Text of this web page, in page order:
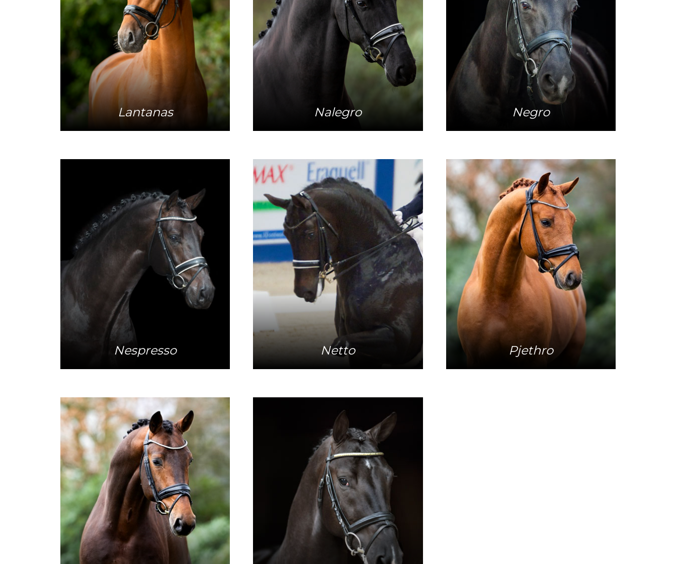
Meer info
Lantanas
Meer info
Nalegro
Meer info
Negro
Meer info
Nespresso
Meer info
Netto
Meer info
Pjethro
Meer info Meer info